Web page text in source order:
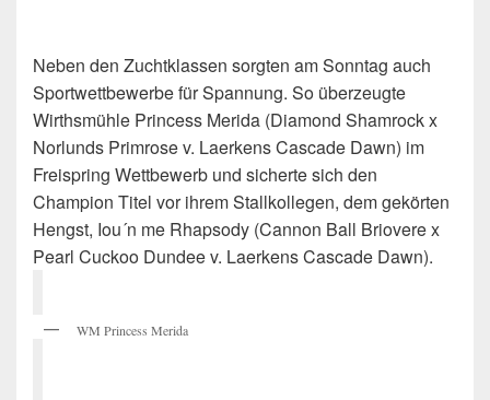
Neben den Zuchtklassen sorgten am Sonntag auch
Sportwettbewerbe für Spannung. So überzeugte
Wirthsmühle Princess Merida (Diamond Shamrock x
Norlunds Primrose v. Laerkens Cascade Dawn) im
Freispring Wettbewerb und sicherte sich den
Champion Titel vor ihrem Stallkollegen, dem gekörten
Hengst, Iou´n me Rhapsody (Cannon Ball Briovere x
Pearl Cuckoo Dundee v. Laerkens Cascade Dawn).
WM Princess Merida